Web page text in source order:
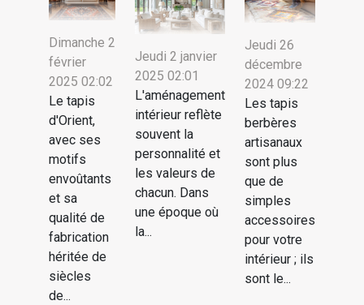
Dimanche 2
février
2025 02:02
Le tapis
d'Orient,
avec ses
motifs
envoûtants
et sa
qualité de
fabrication
héritée de
siècles
de...
Jeudi 2 janvier
2025 02:01
L'aménagement
intérieur reflète
souvent la
personnalité et
les valeurs de
chacun. Dans
une époque où
la...
Jeudi 26
décembre
2024 09:22
Les tapis
berbères
artisanaux
sont plus
que de
simples
accessoires
pour votre
intérieur ; ils
sont le...